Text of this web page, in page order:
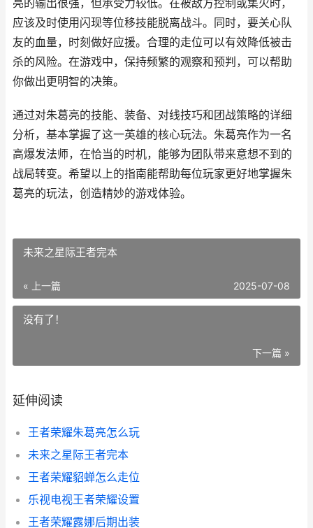
亮的输出很强，但承受力较低。在被敌方控制或集火时，
应该及时使用闪现等位移技能脱离战斗。同时，要关心队
友的血量，时刻做好应援。合理的走位可以有效降低被击
杀的风险。在游戏中，保持频繁的观察和预判，可以帮助
你做出更明智的决策。
通过对朱葛亮的技能、装备、对线技巧和团战策略的详细
分析，基本掌握了这一英雄的核心玩法。朱葛亮作为一名
高爆发法师，在恰当的时机，能够为团队带来意想不到的
战局转变。希望以上的指南能帮助每位玩家更好地掌握朱
葛亮的玩法，创造精妙的游戏体验。
未来之星际王者完本
« 上一篇 2025-07-08
没有了！
下一篇 »
延伸阅读
王者荣耀朱葛亮怎么玩
未来之星际王者完本
王者荣耀貂蝉怎么走位
乐视电视王者荣耀设置
王者荣耀露娜后期出装